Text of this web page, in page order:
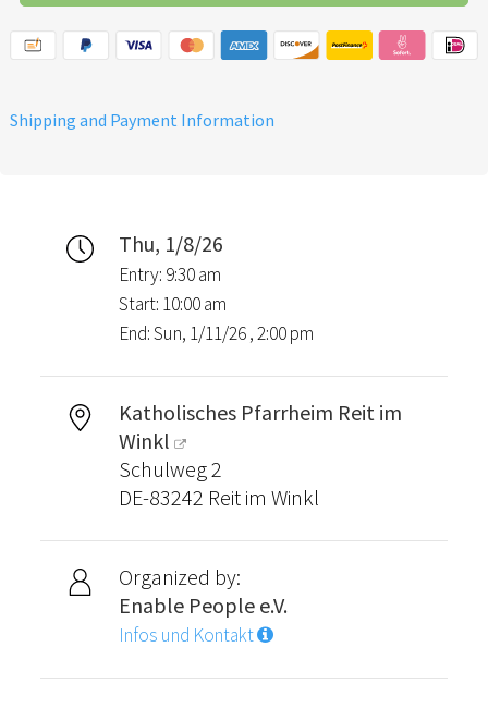
Shipping and Payment Information
Thu, 1/8/26
Entry: 9:30 am
Start: 10:00 am
End: Sun, 1/11/26 , 2:00 pm
Katholisches Pfarrheim Reit im
Winkl
Schulweg 2
DE-83242 Reit im Winkl
Organized by:
Enable People e.V.
Infos und Kontakt